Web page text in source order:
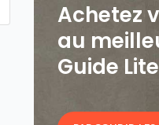
Achetez
au
Guide